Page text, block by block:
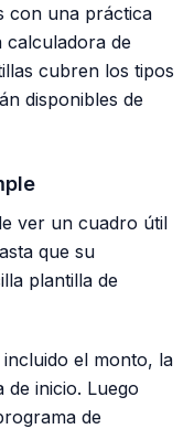
con una práctica
calculadora de
cubren los tipos
disponibles de
ver un cuadro útil
que su
plantilla de
el monto, la
inicio. Luego
de